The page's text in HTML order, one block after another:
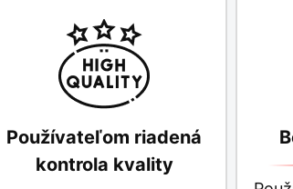
Používateľom riadená
kontrola kvality